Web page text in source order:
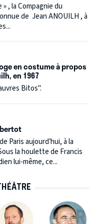
, la Compagnie du
de Jean ANOUILH , à
loge en costume à propos
en 1967
Bitos".
Paris aujourd’hui, à la
la houlette de Francis
lui-même, ce...